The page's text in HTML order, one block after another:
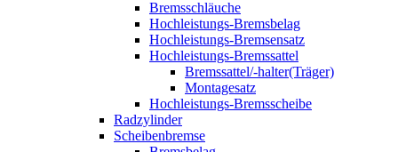
Bremsschläuche
Hochleistungs-Bremsbelag
Hochleistungs-Bremsensatz
Hochleistungs-Bremssattel
Bremssattel/-halter(Träger)
Montagesatz
Hochleistungs-Bremsscheibe
Radzylinder
Scheibenbremse